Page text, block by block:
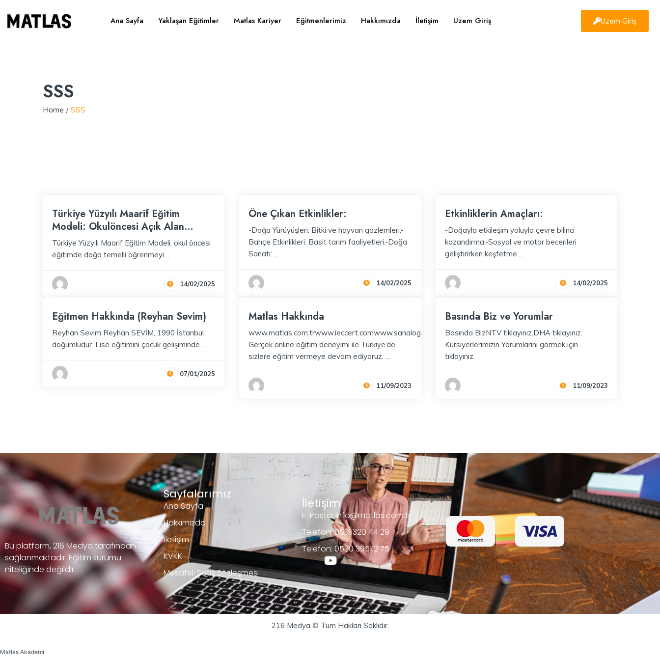
Ana Sayfa Yaklaşan Eğitimler Matlas Kariyer Eğitmenlerimiz Hakkımızda İletişim Uzem Giriş Uzem Giriş
SSS
Home SSS
Türkiye Yüzyılı Maarif Eğitim
Modeli: Okulöncesi Açık Alan
Etkinlikleri Nedir?
Türkiye Yüzyılı Maarif Eğitim Modeli, okul öncesi
eğitimde doğa temelli öğrenmeyi ...
14/02/2025
Öne Çıkan Etkinlikler:
-Doğa Yürüyüşleri: Bitki ve hayvan gözlemleri.-
Bahçe Etkinlikleri: Basit tarım faaliyetleri.-Doğa
Sanatı: ...
14/02/2025
Etkinliklerin Amaçları:
-Doğayla etkileşim yoluyla çevre bilinci
kazandırma.-Sosyal ve motor becerileri
geliştirirken keşfetme ...
14/02/2025
Eğitmen Hakkında (Reyhan Sevim)
Reyhan Sevim Reyhan SEVİM, 1990 İstanbul
doğumludur. Lise eğitimini çocuk gelişiminde ...
07/01/2025
Matlas Hakkında
www.matlas.com.trwww.ieccert.comwww.sanalogretmenim.com
Gerçek online eğitim deneyimi ile Türkiye’de
sizlere eğitim vermeye devam ediyoruz. ...
11/09/2023
Basında Biz ve Yorumlar
Basında BizNTV tıklayınız.DHA tıklayınız.
Kursiyerlerimizin Yorumlarını görmek için
tıklayınız.
11/09/2023
Bu platform, 216 Medya tarafından
sağlanmaktadır. Eğitim kurumu
niteliğinde değildir.
Sayfalarımız
Ana Sayfa
Hakkımızda
İletişim
KVKK
Mesafeli Satış Sözleşmesi
İletişim
E-Posta: info@matlas.com.tr
Telefon: 0531 320 44 29
Telefon: 0530 395 12 75
216 Medya © Tüm Hakları Saklıdır.
Matlas Akademi